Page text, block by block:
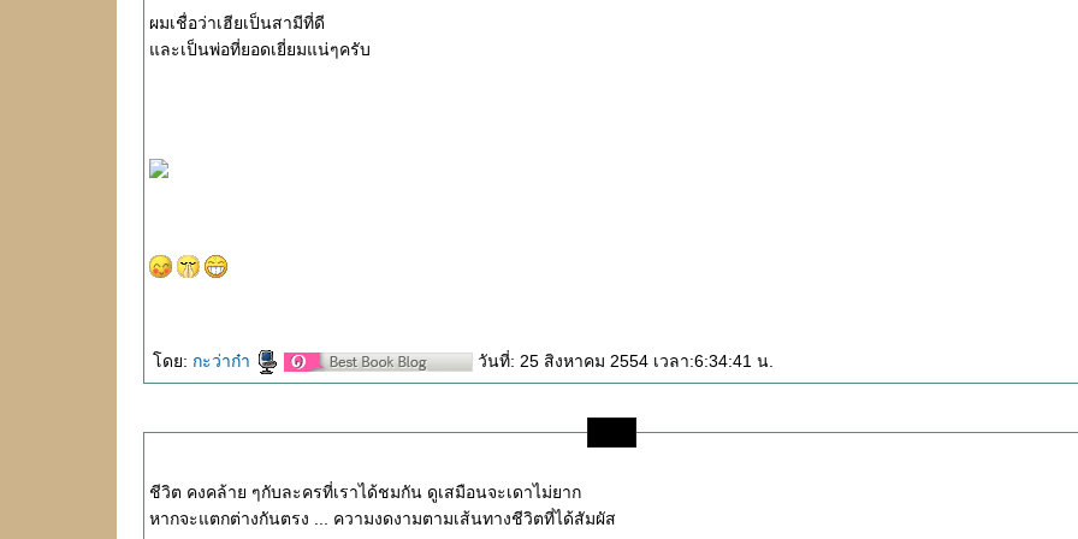
ผมเชื่อว่าเฮียเป็นสามีที่ดี
ละเป็นพ่อที่ยอดเยี่ยมแน่ๆครับ
ดย: กะว่าก๋า วันที่: 25 สิงหาคม 2554 เวลา:6:34:41 น.
ชีวิต คงคล้าย ๆกับละครที่เราได้ชมกัน ดูเสมือนจะเดาไม่ยาก
หากจะแตกต่างกันตรง ... ความงดงามตามเส้นทางชีวิตที่ได้สัมผัส